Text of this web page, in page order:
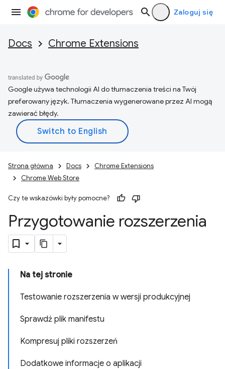
Zaloguj się
Docs Chrome Extensions
Google używa technologii AI do tłumaczenia treści na Twój
preferowany język. Tłumaczenia wygenerowane przez AI mogą
zawierać błędy.
Strona główna Docs
Chrome Extensions
Chrome Web Store
Czy te wskazówki były pomocne?
Przygotowanie rozszerzenia
Na tej stronie
Testowanie rozszerzenia w wersji produkcyjnej
Sprawdź plik manifestu
Kompresuj pliki rozszerzeń
Dodatkowe informacje o aplikacji